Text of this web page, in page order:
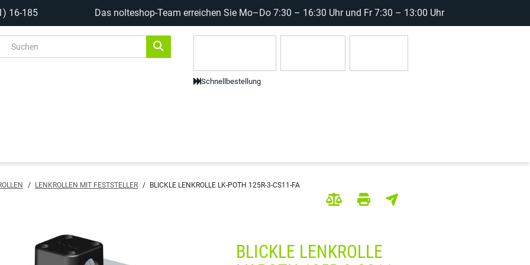
16-185 Das nolteshop-Team erreichen Sie Mo–Do 7:30 – 16:30 Uhr und Fr 7:30 – 13:00 Uhr
Schnellbestellung
/ LENKROLLEN MIT FESTSTELLER / BLICKLE LENKROLLE LK-POTH 125R-3-CS11-FA
BLICKLE LENKROLLE